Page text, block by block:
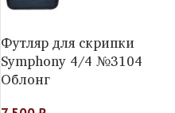
Футляр для скрипки
Symphony 4/4 №3104
Облонг